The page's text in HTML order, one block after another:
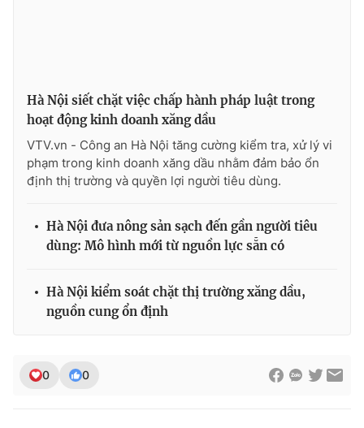
® Cấm sao chép dưới mọi hình thức nếu không có sự chấp
thuận bằng văn bản. Ghi rõ nguồn VTV.vn khi phát hành lại
thông tin từ website này.
Hà Nội siết chặt việc chấp hành pháp luật trong
hoạt động kinh doanh xăng dầu
VTV.vn - Công an Hà Nội tăng cường kiểm tra, xử lý vi
phạm trong kinh doanh xăng dầu nhằm đảm bảo ổn
định thị trường và quyền lợi người tiêu dùng.
Hà Nội đưa nông sản sạch đến gần người tiêu
dùng: Mô hình mới từ nguồn lực sẵn có
Hà Nội kiểm soát chặt thị trường xăng dầu,
nguồn cung ổn định
0 0